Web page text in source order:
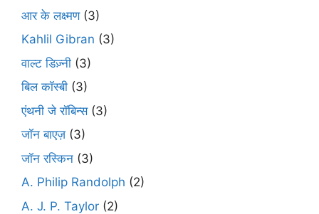
आर के लक्ष्मण(3)
Kahlil Gibran (3)
वाल्ट डिज़्नी (3)
बिल कॉस्बी (3)
एंथनी जे रॉबिन्स(3)
जॉन बाएज़ (3)
जॉन रस्किन (3)
A. Philip Randolph (2)
A. J. P. Taylor (2)